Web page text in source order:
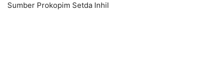
Sumber Prokopim Setda Inhil